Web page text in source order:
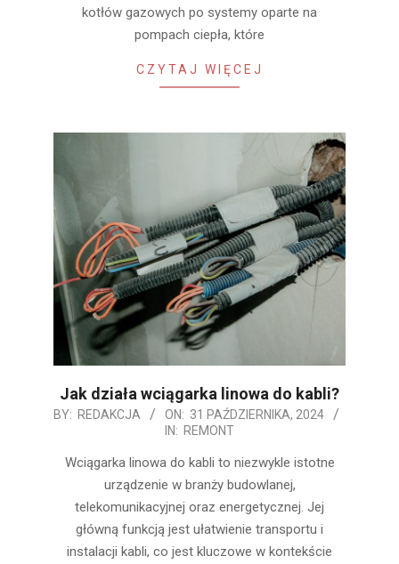
kotłów gazowych po systemy oparte na
pompach ciepła, które
CZYTAJ WIĘCEJ
Jak działa wciągarka linowa do kabli?
2024-
31
BY: REDAKCJA ON: 31 PAŹDZIERNIKA, 2024
IN: REMONT
Wciągarka linowa do kabli to niezwykle istotne
urządzenie w branży budowlanej,
telekomunikacyjnej oraz energetycznej. Jej
główną funkcją jest ułatwienie transportu i
instalacji kabli, co jest kluczowe w kontekście